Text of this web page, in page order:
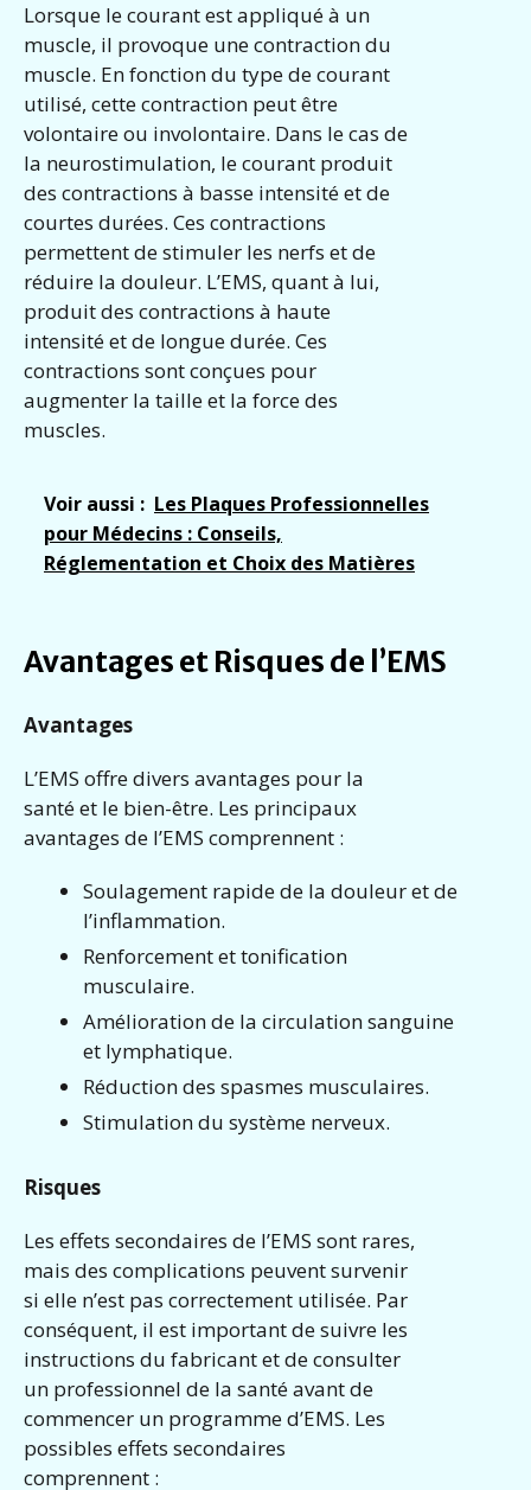
Lorsque le courant est appliqué à un
muscle, il provoque une contraction du
muscle. En fonction du type de courant
utilisé, cette contraction peut être
volontaire ou involontaire. Dans le cas de
la neurostimulation, le courant produit
des contractions à basse intensité et de
courtes durées. Ces contractions
permettent de stimuler les nerfs et de
réduire la douleur. L’EMS, quant à lui,
produit des contractions à haute
intensité et de longue durée. Ces
contractions sont conçues pour
augmenter la taille et la force des
muscles.
Voir aussi : Les Plaques Professionnelles
pour Médecins : Conseils,
Réglementation et Choix des Matières
Avantages et Risques de l’EMS
Avantages
L’EMS offre divers avantages pour la
santé et le bien-être. Les principaux
avantages de l’EMS comprennent :
Soulagement rapide de la douleur et de
l’inflammation.
Renforcement et tonification
musculaire.
Amélioration de la circulation sanguine
et lymphatique.
Réduction des spasmes musculaires.
Stimulation du système nerveux.
Risques
Les effets secondaires de l’EMS sont rares,
mais des complications peuvent survenir
si elle n’est pas correctement utilisée. Par
conséquent, il est important de suivre les
instructions du fabricant et de consulter
un professionnel de la santé avant de
commencer un programme d’EMS. Les
possibles effets secondaires
comprennent :